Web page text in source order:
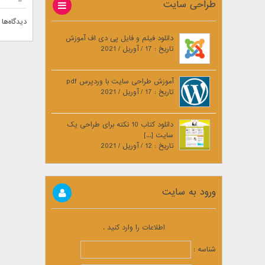
طراحی سایت
دانلود فیلم و فایل پی دی اف آموزش
تاریخ : 17 / آوریل / 2021
آموزش طراحی سایت با وردپرس pdf
تاریخ : 17 / آوریل / 2021
دانلود کتاب 10 نکته برای طراحی یک
سایت [...]
تاریخ : 12 / آوریل / 2021
ورود به سایت
اطلاعات را وارد کنید .
شناسه :